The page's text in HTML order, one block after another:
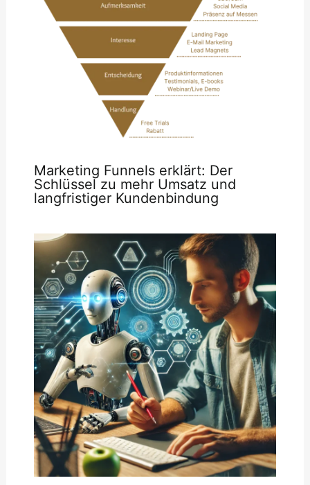
Marketing Funnels erklärt: Der
Schlüssel zu mehr Umsatz und
langfristiger Kundenbindung